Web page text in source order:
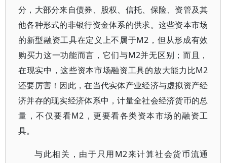
分，大部分来自债券、股权、信托、保险、资管及其
他各种形式的非银行资金体系的供求。这些资本市场
的新型融资工具在定义上不属于M2，但从形成有效
购买力这一功能而言，它们与M2并无区别；而且，
在现实中，这些资本市场融资工具的放大能力比M2
还要厉害！因此，在当代实体产业经济与虚拟资产经
济并存的现实经济体系中，计量全社会经济货币的总
量，不仅要看M2，更要看各类资本市场的融资工
具。
与此相关，由于只用M2来计算社会货币流通